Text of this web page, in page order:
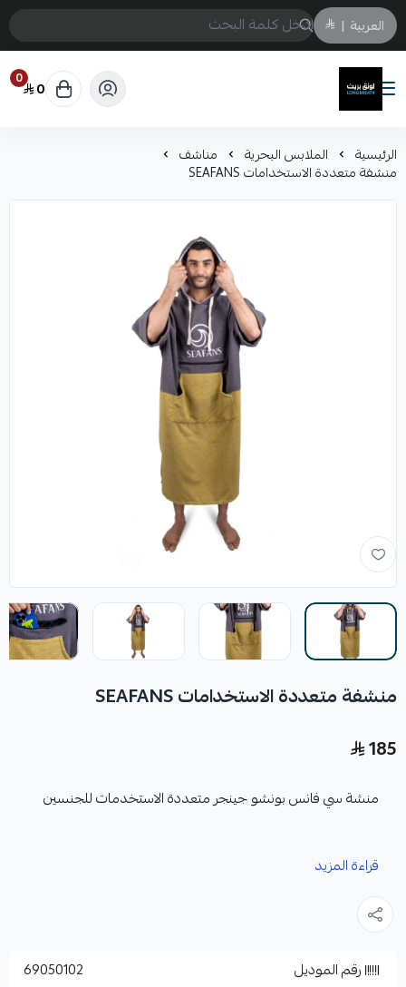
العربية |
لونق بريث
0 0
الرئيسية الملابس البحرية مناشف
منشفة متعددة الاستخدامات SEAFANS
منشفة متعددة الاستخدامات SEAFANS
185
منشة سي فانس بونشو جينجر متعددة الاستخدمات للجنسين
المميزات :
والروائح
قراءة المزيد
رقم الموديل 69050102